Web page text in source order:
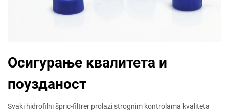
Осигурање квалитета и
поузданост
Svaki hidrofilni špric-filtrer prolazi strognim kontrolama kvaliteta